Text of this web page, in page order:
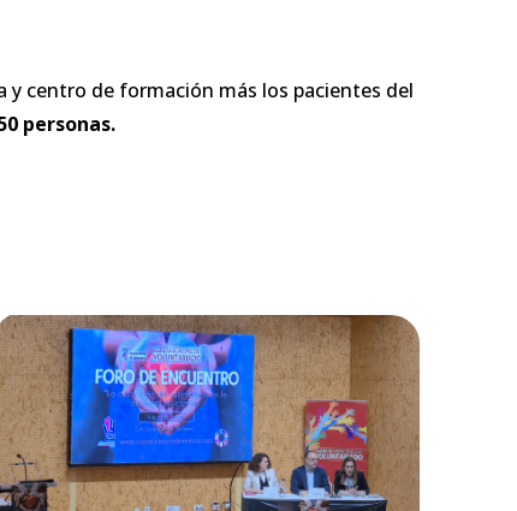
y centro de formación más los pacientes del
personas.